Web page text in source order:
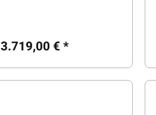
3.719,00 €*